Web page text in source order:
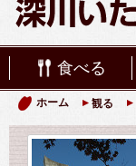
食べる
ホーム 観る